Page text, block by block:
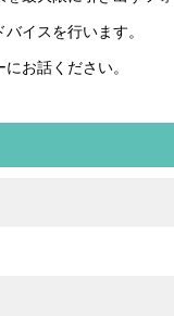
イスを行います。
お話ください。